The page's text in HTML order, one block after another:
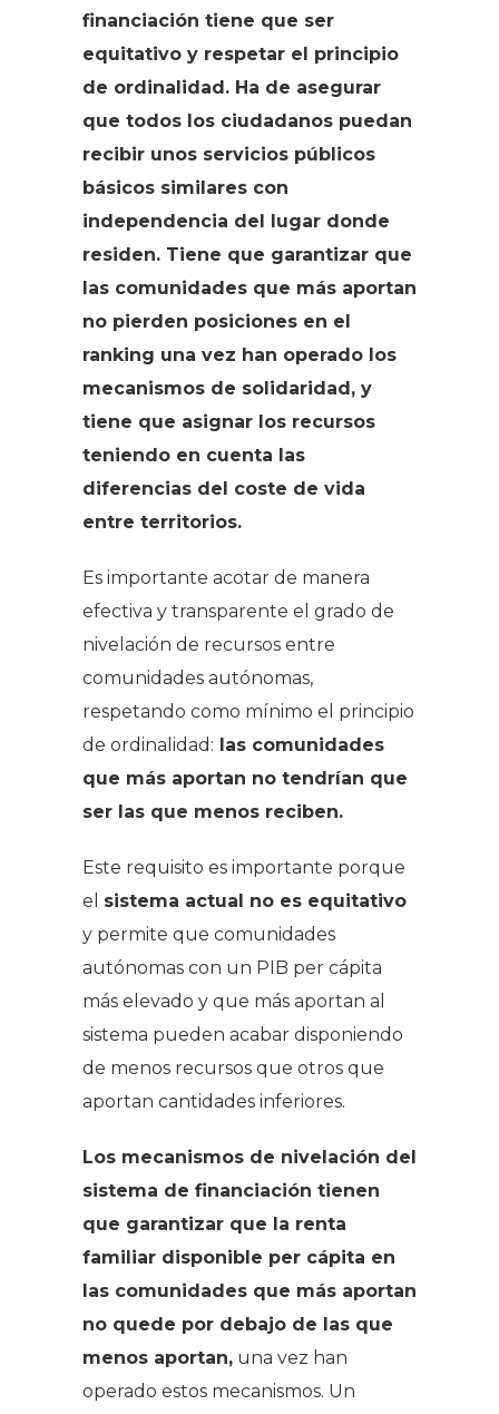
financiación tiene que ser
equitativo y respetar el principio
de ordinalidad. Ha de asegurar
que todos los ciudadanos puedan
recibir unos servicios públicos
básicos similares con
independencia del lugar donde
residen. Tiene que garantizar que
las comunidades que más aportan
no pierden posiciones en el
ranking una vez han operado los
mecanismos de solidaridad, y
tiene que asignar los recursos
teniendo en cuenta las
diferencias del coste de vida
entre territorios.
Es importante acotar de manera
efectiva y transparente el grado de
nivelación de recursos entre
comunidades autónomas,
respetando como mínimo el principio
de ordinalidad: las comunidades
que más aportan no tendrían que
ser las que menos reciben.
Este requisito es importante porque
el sistema actual no es equitativo
y permite que comunidades
autónomas con un PIB per cápita
más elevado y que más aportan al
sistema pueden acabar disponiendo
de menos recursos que otros que
aportan cantidades inferiores.
Los mecanismos de nivelación del
sistema de financiación tienen
que garantizar que la renta
familiar disponible per cápita en
las comunidades que más aportan
no quede por debajo de las que
menos aportan, una vez han
operado estos mecanismos. Un